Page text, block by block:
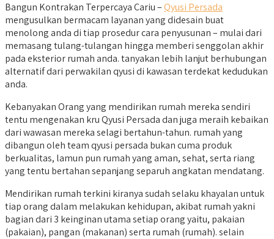
Bangun Kontrakan Terpercaya Cariu –Qyusi Persada
mengusulkan bermacam layanan yang didesain buat
menolong anda di tiap prosedur cara penyusunan – mulai dari
memasang tulang-tulangan hingga memberi senggolan akhir
pada eksterior rumah anda. tanyakan lebih lanjut berhubungan
alternatif dari perwakilan qyusi di kawasan terdekat kedudukan
anda.
Kebanyakan Orang yang mendirikan rumah mereka sendiri
tentu mengenakan kru Qyusi Persada dan juga meraih kebaikan
dari wawasan mereka selagi bertahun-tahun. rumah yang
dibangun oleh team qyusi persada bukan cuma produk
berkualitas, lamun pun rumah yang aman, sehat, serta riang
yang tentu bertahan sepanjang separuh angkatan mendatang.
Mendirikan rumah terkini kiranya sudah selaku khayalan untuk
tiap orang dalam melakukan kehidupan, akibat rumah yakni
bagian dari 3 keinginan utama setiap orang yaitu, pakaian
(pakaian), pangan (makanan) serta rumah (rumah). selain